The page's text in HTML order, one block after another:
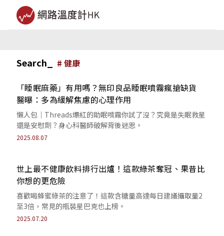
Search_ # 健康
「睡眠麻藥」有用嗎？無印良品睡眠噴霧瘋搶缺貨
醫曝：多為緩解焦慮的心理作用
懶人包｜Threads爆紅的助眠噴霧你試了沒？究竟是失眠救星
還是安慰劑？身心科醫師破解背後迷思。
2025.08.07
世上最不健康飲料排行出爐！這款綠茶奪冠、果昔比
你想的更危險
喜歡喝蜂蜜綠茶的注意了！這款含糖量高達每日建議攝取量2
至3倍，常見的瓶裝星巴克也上榜。
2025.07.20